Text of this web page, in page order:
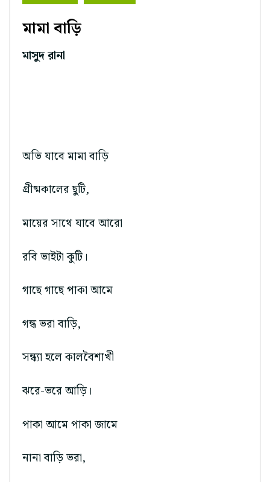
মামা বাড়ি
মাসুদ রানা
অভি যাবে মামা বাড়ি
গ্রীষ্মকালের ছুটি,
মায়ের সাথে যাবে আরো
রবি ভাইটা কুটি।
গাছে গাছে পাকা আমে
গন্ধ ভরা বাড়ি,
সন্ধ্যা হলে কালবৈশাখী
ঝরে-ভরে আড়ি।
পাকা আমে পাকা জামে
নানা বাড়ি ভরা,